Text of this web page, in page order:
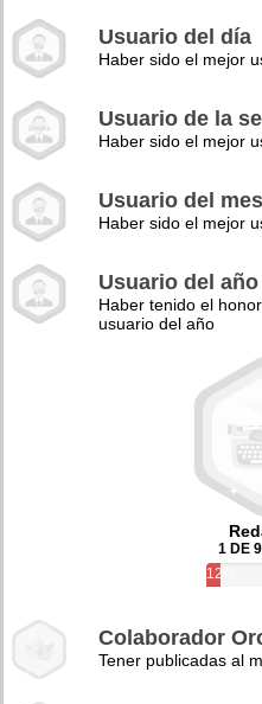
Usuario del día
Haber sido el mejor
Usuario de la
Haber sido el mejor
Usuario del mes
Haber sido el mejor
Usuario del año
Haber tenido el
usuario del año
1 DE
12%
Colaborador
Tener publicadas al